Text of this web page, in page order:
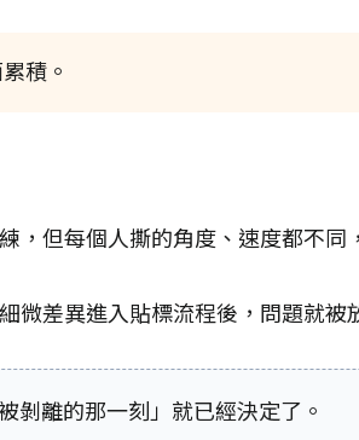
積。
，但每個人撕的角度、速度都不同
微差異進入貼標流程後，問題就
剝離的那一刻」就已經決定了。